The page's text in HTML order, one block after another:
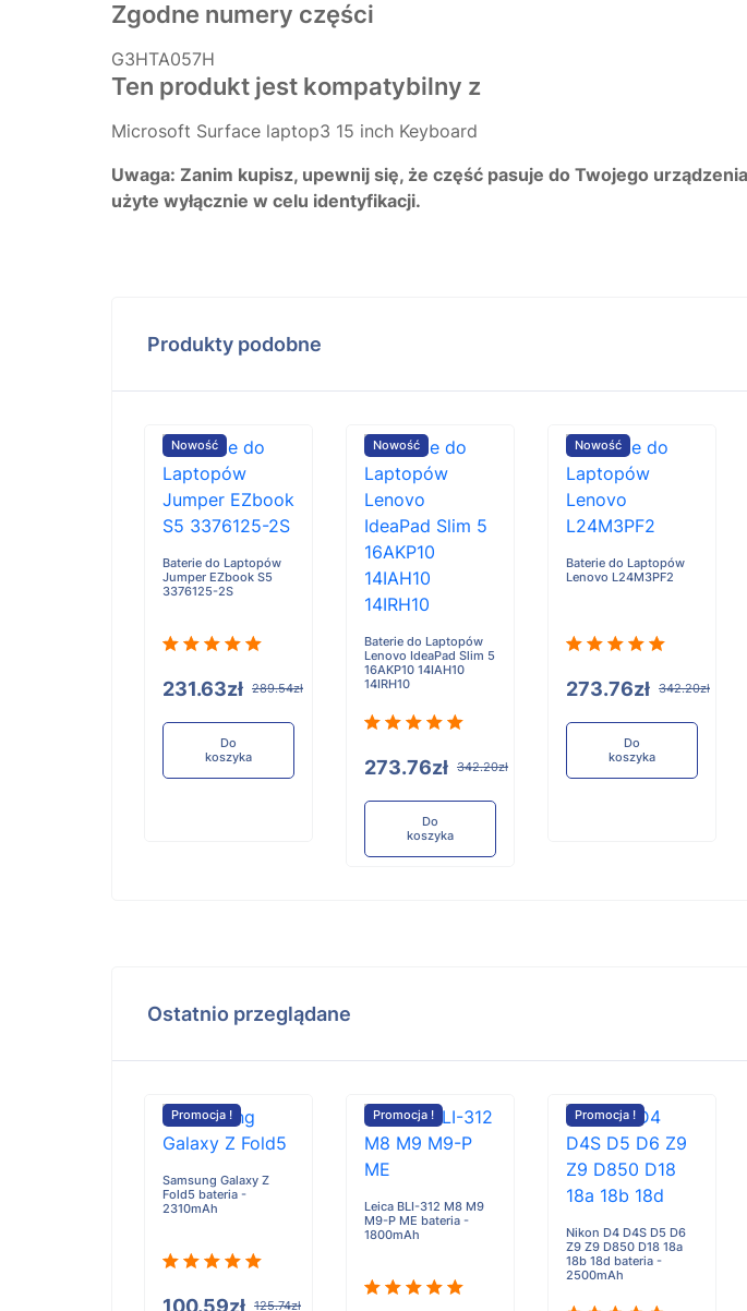
Zgodne numery części
G3HTA057H
Ten produkt jest kompatybilny z
Microsoft Surface laptop3 15 inch Keyboard
Uwaga: Zanim kupisz, upewnij się, że część pasuje do Twojego
użyte wyłącznie w celu identyfikacji.
Produkty podobne
Nowość
Baterie do Laptopów
Jumper EZbook S5
3376125-2S
231.63zł 289.54zł
Do
koszyka
Nowość
Baterie do Laptopów
Lenovo IdeaPad Slim 5
16AKP10 14IAH10
14IRH10
273.76zł 342.20zł
Do
koszyka
Nowość
Baterie do Laptopów
Lenovo L24M3PF2
273.76zł 342.20zł
Do
koszyka
Ostatnio przeglądane
Promocja !
Samsung Galaxy Z
Fold5 bateria -
2310mAh
100.59zł 125.74zł
Promocja !
Leica BLI-312 M8 M9
M9-P ME bateria -
1800mAh
Promocja !
Nikon D4 D4S D5 D6
Z9 Z9 D850 D18 18a
18b 18d bateria -
2500mAh